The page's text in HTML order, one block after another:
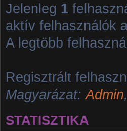
Jelenleg 1
aktív felhasználók
A legtöbb
Regisztrált
Magyarázat:Admin,
STATISZTIKA